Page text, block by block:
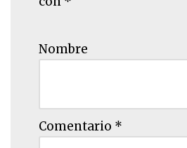
Nombre
Comentario *